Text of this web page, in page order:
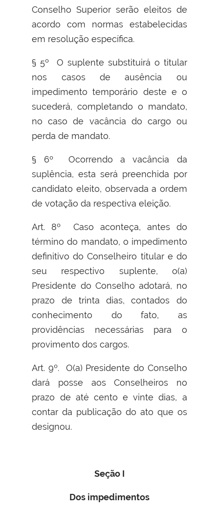
Conselho Superior serão eleitos de
acordo com normas estabelecidas
em resolução específica.
§ 5º O suplente substituirá o titular
nos casos de ausência ou
impedimento temporário deste e o
sucederá, completando o mandato,
no caso de vacância do cargo ou
perda de mandato.
§ 6º Ocorrendo a vacância da
suplência, esta será preenchida por
candidato eleito, observada a ordem
de votação da respectiva eleição.
Art. 8º Caso aconteça, antes do
término do mandato, o impedimento
definitivo do Conselheiro titular e do
seu respectivo suplente, o(a)
Presidente do Conselho adotará, no
prazo de trinta dias, contados do
conhecimento do fato, as
providências necessárias para o
provimento dos cargos.
Art. 9º. O(a) Presidente do Conselho
dará posse aos Conselheiros no
prazo de até cento e vinte dias, a
contar da publicação do ato que os
designou.
Seção I
Dos impedimentos